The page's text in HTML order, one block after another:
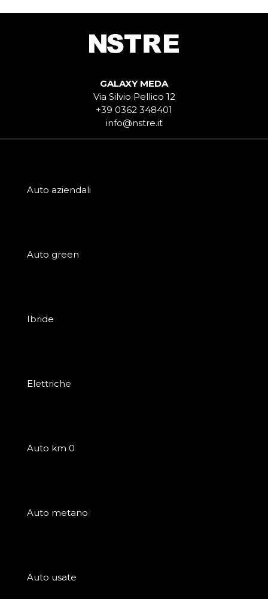
GALAXY MEDA
Via Silvio Pellico 12
+39 0362 348401
info@nstre.it
Auto aziendali
Auto green
Ibride
Elettriche
Auto km 0
Auto metano
Auto usate